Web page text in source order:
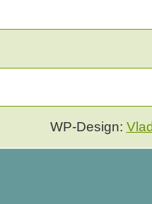
WP-Design: